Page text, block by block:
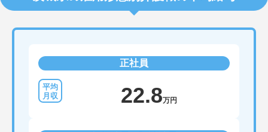
正社員
22.8万円